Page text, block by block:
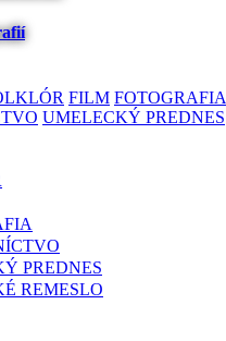
FILM FOTOGRAFIA
UMELECKÝ PREDNES
PREDNES
REMESLO